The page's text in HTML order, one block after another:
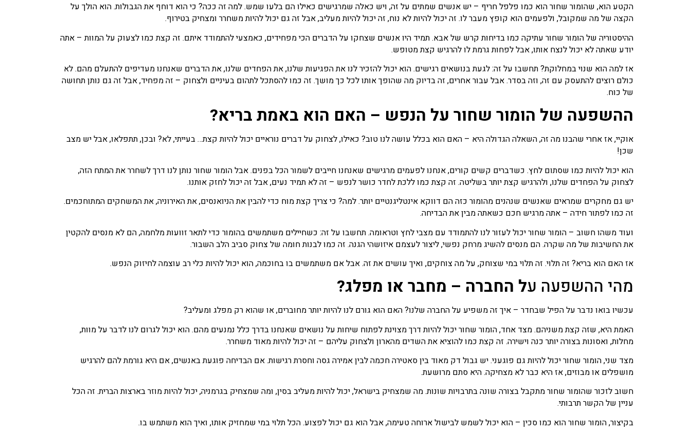
הקטע הוא, שהומור שחור הוא כמו פלפל חריף – יש אנשים שמתים על זה, ויש כאלה שמרגישים כאילו הם בלעו שמש. למה זה ככה? כי הוא דוחף את הגבולות. הוא הולך על
הקצה של מה שמקובל, ולפעמים הוא קופץ מעבר לו. זה יכול להיות לא נוח, זה יכול להיות מעליב, אבל זה גם יכול להיות משחרר ומצחיק בטירוף.
ההיסטוריה של הומור שחור עתיקה כמו בדיחות קרש של אבא. תמיד היו אנשים שצחקו על הדברים הכי מפחידים, כאמצעי להתמודד איתם. זה קצת כמו לצעוק על המוות – אתה
יודע שאתה לא יכול לנצח אותו, אבל לפחות גרמת לו להרגיש קצת מטופש.
אז למה הוא שנוי במחלוקת? תחשבו על זה: לגעת בנושאים רגישים. הוא יכול להזכיר לנו את הפגיעות שלנו, את הפחדים שלנו, את הדברים שאנחנו מעדיפים להתעלם מהם. לא
כולם רוצים להתעסק עם זה, וזה בסדר. אבל עבור אחרים, זה בדיוק מה שהופך אותו לכל כך מושך. זה כמו להסתכל לתהום בעיניים ולצחוק – זה מפחיד, אבל זה גם נותן תחושה
של כוח.
ההשפעה של הומור שחור על הנפש – האם הוא באמת בריא?
אוקיי, אז אחרי שהבנו מה זה, השאלה הגדולה היא – האם הוא בכלל עושה לנו טוב? כאילו, לצחוק על דברים נוראיים יכול להיות קצת… בעייתי, לא? ובכן, תתפלאו, אבל יש מצב
שכן!
הוא יכול להיות כמו שסתום לחץ. כשדברים קשים קורים, אנחנו לפעמים מרגישים שאנחנו חייבים לשמור הכל בפנים. אבל הומור שחור נותן לנו דרך לשחרר את המתח הזה,
לצחוק על הפחדים שלנו, ולהרגיש קצת יותר בשליטה. זה קצת כמו ללכת לחדר כושר לנפש – זה לא תמיד נעים, אבל זה יכול לחזק אותנו.
יש גם מחקרים שמראים שאנשים שנהנים מהומור כזה הם דווקא אינטליגנטיים יותר. למה? כי צריך קצת מוח כדי להבין את הניואנסים, את האירוניה, את המשחקים המתוחכמים.
זה כמו לפתור חידה – אתה מרגיש חכם כשאתה מבין את הבדיחה.
ועוד משהו חשוב – הומור שחור יכול לעזור לנו להתמודד עם מצבי לחץ וטראומה. תחשבו על זה: כשחיילים משתמשים בהומור כדי לתאר זוועות מלחמה, הם לא מנסים להקטין
את החשיבות של מה שקרה. הם מנסים להשיג מרחק נפשי, ליצור לעצמם איזושהי הגנה. זה כמו לבנות חומה של צחוק סביב הלב השבור.
אז האם הוא בריא? זה תלוי. זה תלוי במי שצוחק, על מה צוחקים, ואיך עושים את זה. אבל אם משתמשים בו בחוכמה, הוא יכול להיות כלי רב עוצמה לחיזוק הנפש.
מהי ההשפעה על החברה – מחבר או מפלג?
עכשיו בואו נדבר על הפיל שבחדר – איך זה משפיע על החברה שלנו? האם הוא גורם לנו להיות יותר מחוברים, או שהוא רק מפלג ומעליב?
האמת היא, שזה קצת משניהם. מצד אחד, הומור שחור יכול להיות דרך מצוינת לפתוח שיחות על נושאים שאנחנו בדרך כלל נמנעים מהם. הוא יכול לגרום לנו לדבר על מוות,
מחלות, ואסונות בצורה יותר כנה וישירה. זה קצת כמו להוציא את השדים מהארון ולצחוק עליהם – זה יכול להיות מאוד משחרר.
מצד שני, הומור שחור יכול להיות גם פוגעני. יש גבול דק מאוד בין סאטירה חכמה לבין אמירה גסה וחסרת רגישות. אם הבדיחה פוגעת באנשים, אם היא גורמת להם להרגיש
מושפלים או מבוזים, אז היא כבר לא מצחיקה. היא סתם מרושעת.
חשוב לזכור שהומור שחור מתקבל בצורה שונה בתרבויות שונות. מה שמצחיק בישראל, יכול להיות מעליב בסין, ומה שמצחיק בגרמניה, יכול להיות מוזר בארצות הברית. זה הכל
עניין של הקשר תרבותי.
בקיצור, הומור שחור הוא כמו סכין – הוא יכול לשמש לבישול ארוחה טעימה, אבל הוא גם יכול לפצוע. הכל תלוי במי שמחזיק אותו, ואיך הוא משתמש בו.